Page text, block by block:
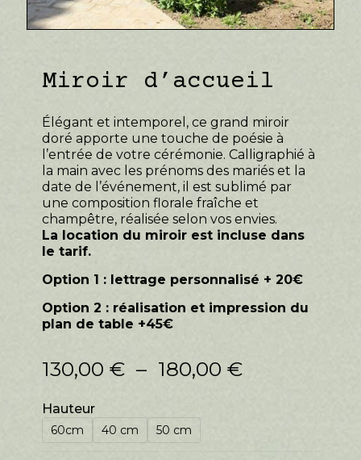
Miroir d’accueil
Élégant et intemporel, ce grand miroir
doré apporte une touche de poésie à
l’entrée de votre cérémonie. Calligraphié à
la main avec les prénoms des mariés et la
date de l’événement, il est sublimé par
une composition florale fraîche et
champêtre, réalisée selon vos envies.
La location du miroir est incluse dans
le tarif.
Option 1 : lettrage personnalisé + 20€
Option 2 : réalisation et impression du
plan de table +45€
130,00€ – 180,00€Plage
Hauteur
60cm 40 cm 50 cm